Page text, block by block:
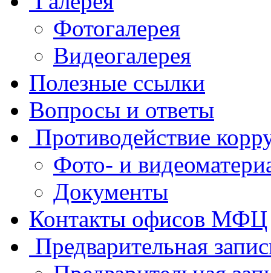
Фотогалерея
Видеогалерея
Полезные ссылки
Вопросы и ответы
Противодействие
Фото- и
Документы
Контакты офисов МФЦ
Предварительная